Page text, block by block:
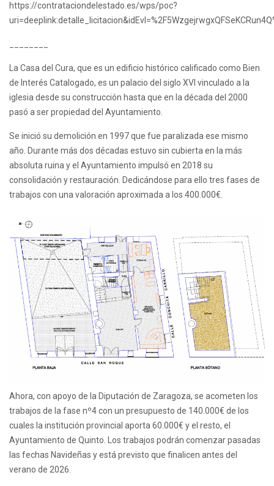
https://contrataciondelestado.es/wps/poc?
La Casa del Cura, que es un edificio histórico calificado como Bien
de Interés Catalogado, es un palacio del siglo XVI vinculado a la
iglesia desde su construcción hasta que en la década del 2000
pasó a ser propiedad del Ayuntamiento.
Se inició su demolición en 1997 que fue paralizada ese mismo
año. Durante más dos décadas estuvo sin cubierta en la más
absoluta ruina y el Ayuntamiento impulsó en 2018 su
consolidación y restauración. Dedicándose para ello tres fases de
trabajos con una valoración aproximada a los 400.000€.
Ahora, con apoyo de la Diputación de Zaragoza, se acometen los
trabajos de la fase nº4 con un presupuesto de 140.000€ de los
cuales la institución provincial aporta 60.000€ y el resto, el
Ayuntamiento de Quinto. Los trabajos podrán comenzar pasadas
las fechas Navideñas y está previsto que finalicen antes del
verano de 2026.